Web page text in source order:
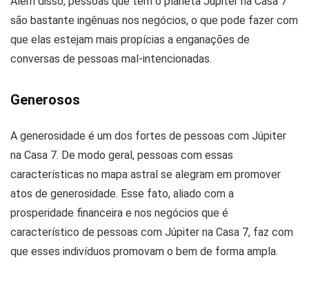
são bastante ingênuas nos negócios, o que pode fazer com
que elas estejam mais propícias a enganações de
conversas de pessoas mal-intencionadas.
Generosos
A generosidade é um dos fortes de pessoas com Júpiter
na Casa 7. De modo geral, pessoas com essas
características no mapa astral se alegram em promover
atos de generosidade. Esse fato, aliado com a
prosperidade financeira e nos negócios que é
característico de pessoas com Júpiter na Casa 7, faz com
que esses indivíduos promovam o bem de forma ampla.